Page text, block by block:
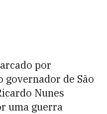
por
governador de São
Nunes
uma guerra